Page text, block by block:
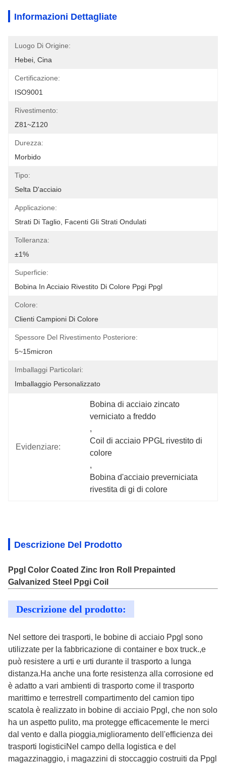
Informazioni Dettagliate
Luogo Di Origine:
Hebei, Cina
Certificazione:
ISO9001
Rivestimento:
Z81~Z120
Durezza:
Morbido
Tipo:
Selta D'acciaio
Applicazione:
Strati Di Taglio, Facenti Gli Strati Ondulati
Tolleranza:
±1%
Superficie:
Bobina In Acciaio Rivestito Di Colore Ppgi Ppgl
Colore:
Clienti Campioni Di Colore
Spessore Del Rivestimento Posteriore:
5~15micron
Imballaggi Particolari:
Imballaggio Personalizzato
Evidenziare:
Bobina di acciaio zincato
verniciato a freddo
,
Coil di acciaio PPGL rivestito di
colore
,
Bobina d'acciaio preverniciata
rivestita di gi di colore
Descrizione Del Prodotto
Ppgl Color Coated Zinc Iron Roll Prepainted
Galvanized Steel Ppgi Coil
Descrizione del prodotto:
Nel settore dei trasporti, le bobine di acciaio Ppgl sono
utilizzate per la fabbricazione di container e box truck.,e
può resistere a urti e urti durante il trasporto a lunga
distanza.Ha anche una forte resistenza alla corrosione ed
è adatto a vari ambienti di trasporto come il trasporto
marittimo e terrestreIl compartimento del camion tipo
scatola è realizzato in bobine di acciaio Ppgl, che non solo
ha un aspetto pulito, ma protegge efficacemente le merci
dal vento e dalla pioggia,miglioramento dell'efficienza dei
trasporti logisticiNel campo della logistica e del
magazzinaggio, i magazzini di stoccaggio costruiti da Ppgl